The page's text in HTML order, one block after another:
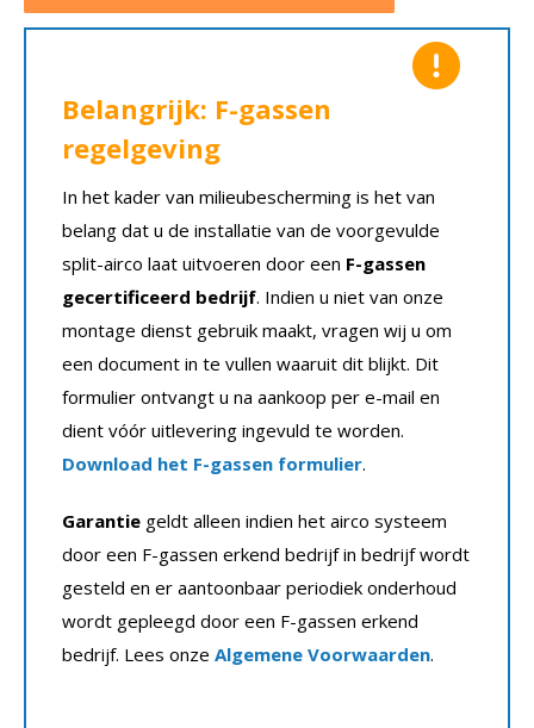
Belangrijk: F-gassen
regelgeving
In het kader van milieubescherming is het van
belang dat u de installatie van de voorgevulde
split-airco laat uitvoeren door een F-gassen
gecertificeerd bedrijf. Indien u niet van onze
montage dienst gebruik maakt, vragen wij u om
een document in te vullen waaruit dit blijkt. Dit
formulier ontvangt u na aankoop per e-mail en
dient vóór uitlevering ingevuld te worden.
Download het F-gassen formulier.
Garantie geldt alleen indien het airco systeem
door een F-gassen erkend bedrijf in bedrijf wordt
gesteld en er aantoonbaar periodiek onderhoud
wordt gepleegd door een F-gassen erkend
bedrijf. Lees onze Algemene Voorwaarden.